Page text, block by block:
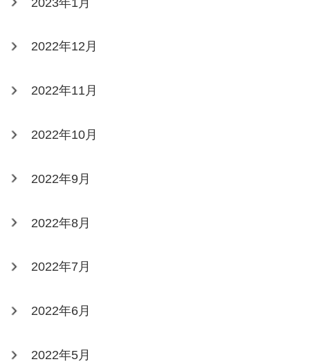
2022年12月
2022年11月
2022年10月
2022年9月
2022年8月
2022年7月
2022年6月
2022年5月